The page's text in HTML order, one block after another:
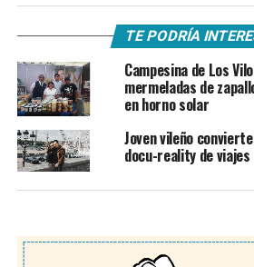
TE PODRÍA
Campesina de Los
mermeladas de
en horno solar
Joven vileño
docu-reality de viajes